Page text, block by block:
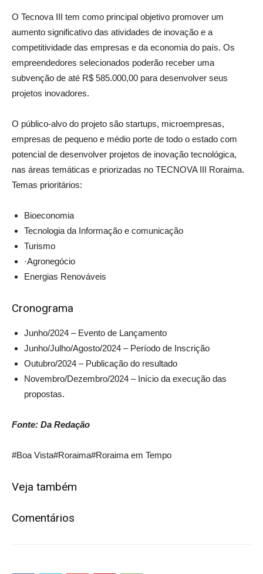
O Tecnova III tem como principal objetivo promover um
aumento significativo das atividades de inovação e a
competitividade das empresas e da economia do país. Os
empreendedores selecionados poderão receber uma
subvenção de até R$ 585.000,00 para desenvolver seus
projetos inovadores.
O público-alvo do projeto são startups, microempresas,
empresas de pequeno e médio porte de todo o estado com
potencial de desenvolver projetos de inovação tecnológica,
nas áreas temáticas e priorizadas no TECNOVA III Roraima.
Temas prioritários:
Bioeconomia
Tecnologia da Informação e comunicação
Turismo
·Agronegócio
Energias Renováveis
Cronograma
Junho/2024 – Evento de Lançamento
Junho/Julho/Agosto/2024 – Período de Inscrição
Outubro/2024 – Publicação do resultado
Novembro/Dezembro/2024 – Início da execução das
propostas.
Fonte: Da Redação
#Boa Vista#Roraima#Roraima em Tempo
Veja também
Comentários